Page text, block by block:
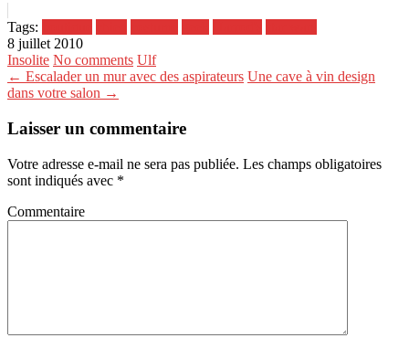
Tags:
8 juillet 2010
Insolite No comments Ulf
← Escalader un mur avec des aspirateurs Une cave à vin design
dans votre salon →
Laisser un commentaire
Votre adresse e-mail ne sera pas publiée. Les champs obligatoires
sont indiqués avec *
Commentaire